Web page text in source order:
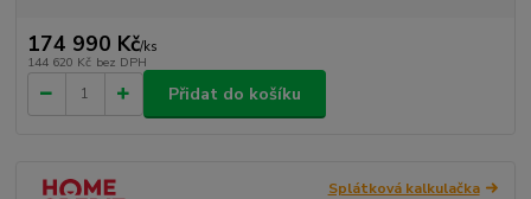
174 990 Kč/ks
144 620 Kč bez DPH
Přidat do košíku
Splátková kalkulačka